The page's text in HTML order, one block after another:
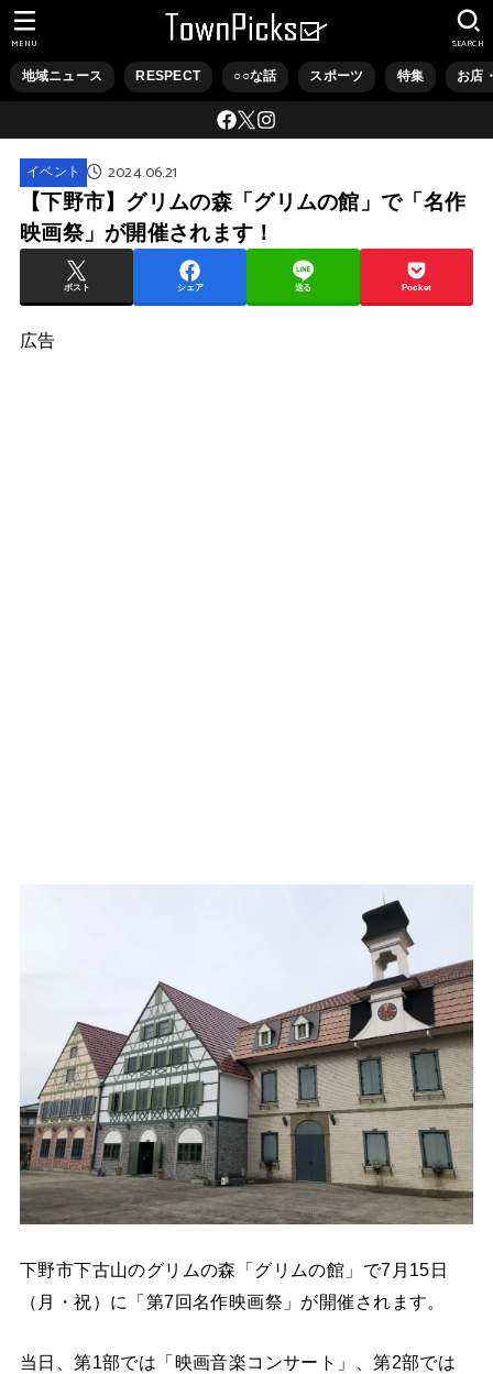
地域ニュース RESPECT ○○な話 スポーツ 特集 お店
SEARCH
MENU
イベント 2024.06.21
【下野市】グリムの森「グリムの館」で「名作
映画祭」が開催されます！
ポスト シェア 送る Pocket
広告
下野市下古山のグリムの森「グリムの館」で7月15日
（月・祝）に「第7回名作映画祭」が開催されます。
当日、第1部では「映画音楽コンサート」、第2部では